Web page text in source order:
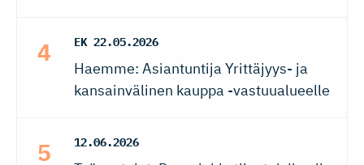
EK 22.05.2026
Haemme: Asiantuntija Yrittäjyys- ja
kansainvälinen kauppa -vastuualueelle
12.06.2026